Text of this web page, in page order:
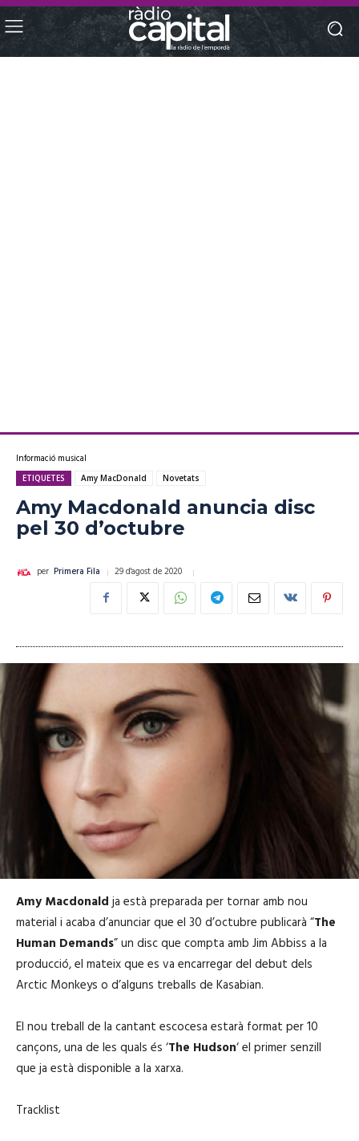
Informació musical
ETIQUETES Amy MacDonald Novetats
Amy Macdonald anuncia disc
pel 30 d’octubre
per Primera Fila 29 d'agost de 2020
Amy Macdonaldja està preparada per tornar amb nou
material i acaba d’anunciar que el 30 d’octubre publicarà “The
Human Demands” un disc que compta amb Jim Abbiss a la
producció, el mateix que es va encarregar del debut dels
Arctic Monkeys o d’alguns treballs de Kasabian.
El nou treball de la cantant escocesa estarà format per 10
cançons, una de les quals és ‘The Hudson‘ el primer senzill
que ja està disponible a la xarxa.
Tracklist